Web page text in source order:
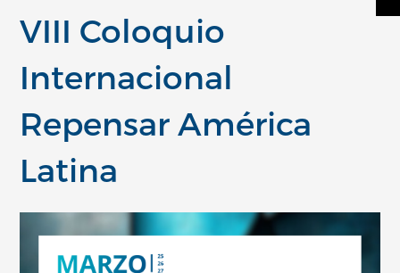
VIII Coloquio
Internacional
Repensar América
Latina